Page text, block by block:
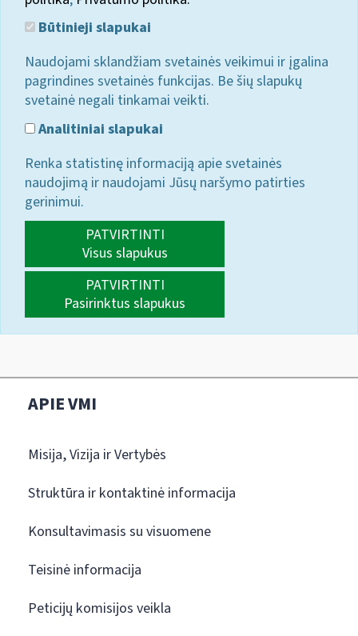
Būtinieji slapukai
Naudojami sklandžiam svetainės veikimui ir įgalina
pagrindines svetainės funkcijas. Be šių slapukų
svetainė negali tinkamai veikti.
Analitiniai slapukai
Renka statistinę informaciją apie svetainės
naudojimą ir naudojami Jūsų naršymo patirties
gerinimui.
PATVIRTINTI
Visus slapukus
PATVIRTINTI
Pasirinktus slapukus
APIE VMI
Misija, Vizija ir Vertybės
Struktūra ir kontaktinė informacija
Konsultavimasis su visuomene
Teisinė informacija
Peticijų komisijos veikla